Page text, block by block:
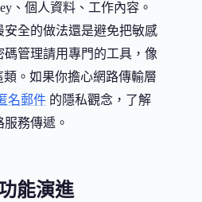
、個人資料、工作內容。
安全的做法還是避免把敏感
管理請用專門的工具，像
類。如果你擔心網路傳輸層
名郵件 的隱私觀念，了解
務傳遞。
能演進